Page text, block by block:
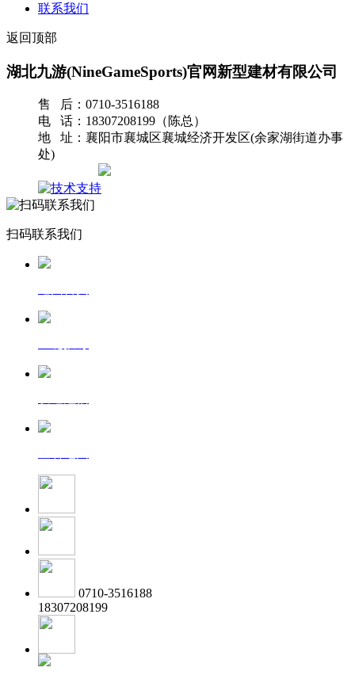
联系我们
返回顶部
湖北九游(NineGameSports)官网新型建材有限公司
售 后：0710-3516188
电 话：18307208199（陈总）
地 址：襄阳市襄城区襄城经济开发区(余家湖街道办事
处)
扫码联系我们
0710-3516188
18307208199